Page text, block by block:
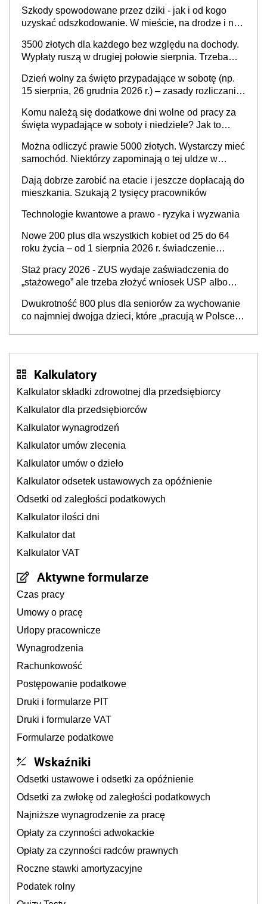
Szkody spowodowane przez dziki - jak i od kogo
uzyskać odszkodowanie. W mieście, na drodze i na
3500 złotych dla każdego bez względu na dochody.
Wypłaty ruszą w drugiej połowie sierpnia. Trzeba
Dzień wolny za święto przypadające w sobotę (np.
15 sierpnia, 26 grudnia 2026 r.) – zasady rozliczania
i administracja publiczna), najczęstsze pytania
Komu należą się dodatkowe dni wolne od pracy za
święta wypadające w soboty i niedziele? Jak to
Można odliczyć prawie 5000 złotych. Wystarczy mieć
samochód. Niektórzy zapominają o tej uldze w
Dają dobrze zarobić na etacie i jeszcze dopłacają do
mieszkania. Szukają 2 tysięcy pracowników
Technologie kwantowe a prawo - ryzyka i wyzwania
Nowe 200 plus dla wszystkich kobiet od 25 do 64
roku życia – od 1 sierpnia 2026 r. świadczenie
Staż pracy 2026 - ZUS wydaje zaświadczenia do
„stażowego” ale trzeba złożyć wniosek USP albo
zaświadczenie z ZUS?
Dwukrotność 800 plus dla seniorów za wychowanie
co najmniej dwojga dzieci, które „pracują w Polsce i
Kalkulatory
Kalkulator składki zdrowotnej dla przedsiębiorcy
Kalkulator dla przedsiębiorców
Kalkulator wynagrodzeń
Kalkulator umów zlecenia
Kalkulator umów o dzieło
Kalkulator odsetek ustawowych za opóźnienie
Odsetki od zaległości podatkowych
Kalkulator ilości dni
Kalkulator dat
Kalkulator VAT
Aktywne formularze
Czas pracy
Umowy o pracę
Urlopy pracownicze
Wynagrodzenia
Rachunkowość
Postępowanie podatkowe
Druki i formularze PIT
Druki i formularze VAT
Formularze podatkowe
Wskaźniki
Odsetki ustawowe i odsetki za opóźnienie
Odsetki za zwłokę od zaległości podatkowych
Najniższe wynagrodzenie za pracę
Opłaty za czynności adwokackie
Opłaty za czynności radców prawnych
Roczne stawki amortyzacyjne
Podatek rolny